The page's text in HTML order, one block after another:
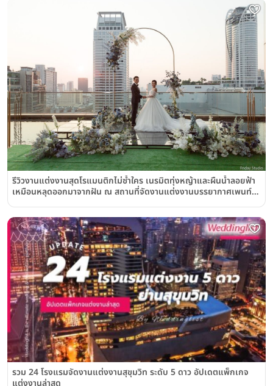
รีวิวงานแต่งงานสุดโรแมนติกไม่ซ้ำใคร เนรมิตทุ่งหญ้าและผืนน้ำลอยฟ้า
เหมือนหลุดออกมาจากฝัน ณ สถานที่จัดงานแต่งงานบรรยากาศเพนท์
รวม 24 โรงแรมจัดงานแต่งงานสุขุมวิท ระดับ 5 ดาว อัปเดตแพ็กเกจ